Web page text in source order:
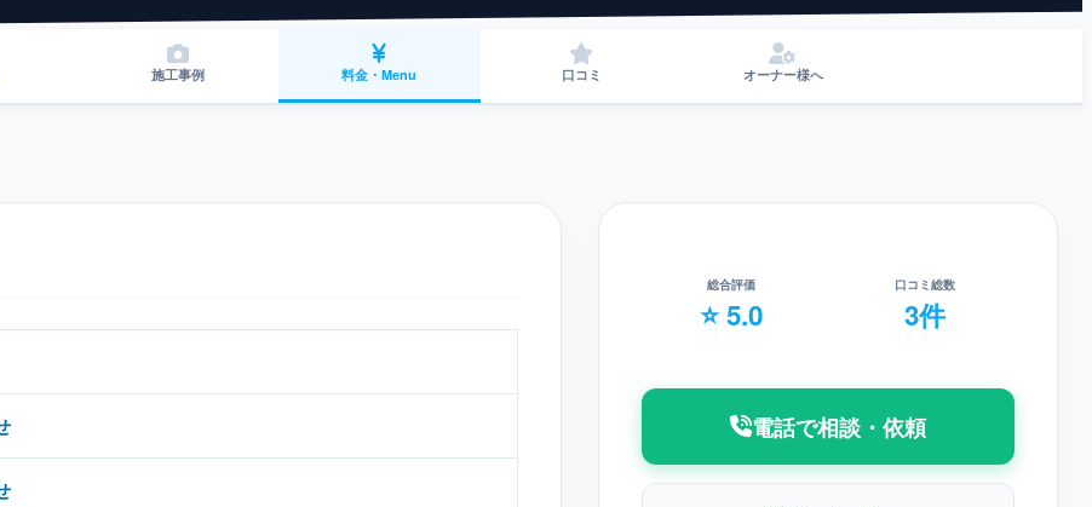
施工事例 料金・Menu 口コミ オーナー様へ
総合評価
⭐ 5.0
口コミ総数
3件
電話で相談・依頼